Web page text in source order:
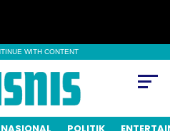
WITH CONTENT